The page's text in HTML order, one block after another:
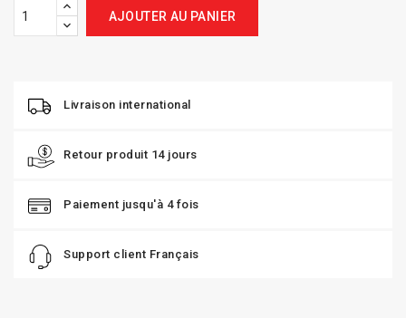
AJOUTER AU PANIER
Livraison international
Retour produit 14 jours
Paiement jusqu'à 4 fois
Support client Français